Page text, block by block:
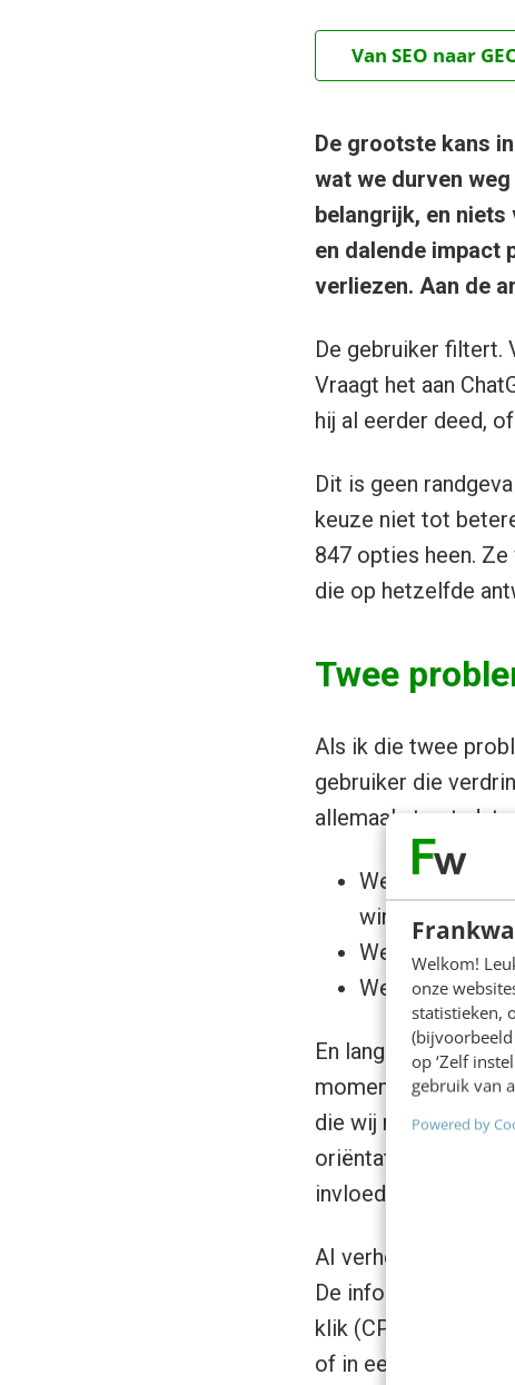
Welkom!
onze
statistieken,
op ‘Zelf
gebruik van
Powered by
Van SEO naar
De grootste kans
wat we durven
belangrijk, en
en dalende impact
verliezen. Aan de
De gebruiker filtert.
Vraagt het aan
hij al eerder deed,
Dit is geen
keuze niet tot
847 opties heen.
die op hetzelfde
Twee
Als ik die twee
gebruiker die
allemaal stuurt: dat
We
winst.
We stapelen
We bouwen
En lang heeft die
moment. Maar die
die wij niet bezitten
oriëntatiefase vindt
invloed.
AI verhoogt daarbij
De informatieve
klik (CPC’s)
of in een AI-